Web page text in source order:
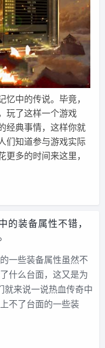
中的传说。毕竟，
玩了这样一个游戏
经典事情，这样你就
们知道参与游戏实际
更多的时间来这里，
的装备属性不错，
一些装备属性虽然不
什么台面，这又是为
就来说一说热血传奇中
不了台面的一些装